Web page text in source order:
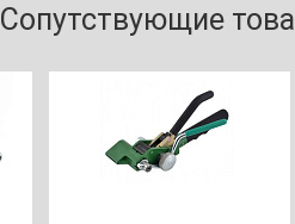
Сопутствующие